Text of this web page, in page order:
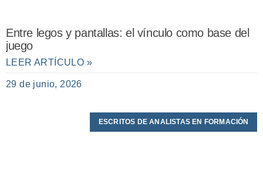
Entre legos y pantallas: el vínculo como base del
juego
LEER ARTÍCULO »
29 de junio, 2026
ESCRITOS DE ANALISTAS EN FORMACIÓN